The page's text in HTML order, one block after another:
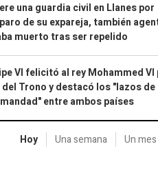
una guardia civil en Llanes por
de su expareja, también
muerto tras ser repelido
VI felicitó al rey Mohammed VI
del Trono y destacó los "lazos de
entre ambos países
Hoy Una semana Un mes